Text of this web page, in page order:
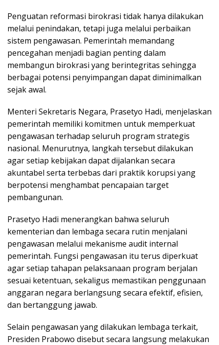
Penguatan reformasi birokrasi tidak hanya dilakukan
melalui penindakan, tetapi juga melalui perbaikan
sistem pengawasan. Pemerintah memandang
pencegahan menjadi bagian penting dalam
membangun birokrasi yang berintegritas sehingga
berbagai potensi penyimpangan dapat diminimalkan
sejak awal.
Menteri Sekretaris Negara, Prasetyo Hadi, menjelaskan
pemerintah memiliki komitmen untuk memperkuat
pengawasan terhadap seluruh program strategis
nasional. Menurutnya, langkah tersebut dilakukan
agar setiap kebijakan dapat dijalankan secara
akuntabel serta terbebas dari praktik korupsi yang
berpotensi menghambat pencapaian target
pembangunan.
Prasetyo Hadi menerangkan bahwa seluruh
kementerian dan lembaga secara rutin menjalani
pengawasan melalui mekanisme audit internal
pemerintah. Fungsi pengawasan itu terus diperkuat
agar setiap tahapan pelaksanaan program berjalan
sesuai ketentuan, sekaligus memastikan penggunaan
anggaran negara berlangsung secara efektif, efisien,
dan bertanggung jawab.
Selain pengawasan yang dilakukan lembaga terkait,
Presiden Prabowo disebut secara langsung melakukan